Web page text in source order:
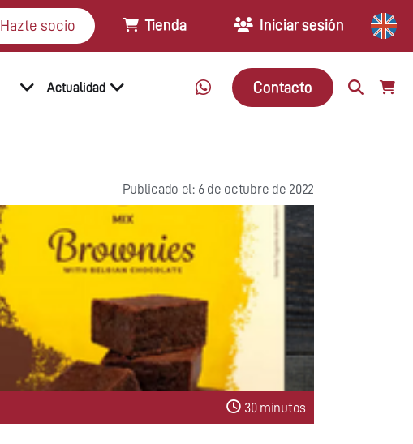
Hazte socio Tienda Iniciar sesión
Actualidad Contacto
Publicado el: 6 de octubre de 2022
30 minutos